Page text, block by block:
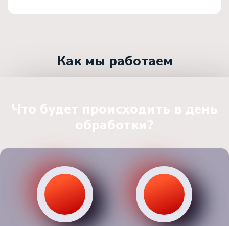
Как мы работаем
Что будет происходить в день
обработки?